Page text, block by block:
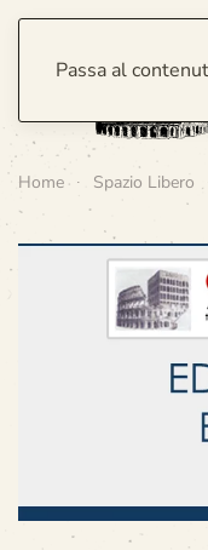
Passa al
Home Spazio Libero